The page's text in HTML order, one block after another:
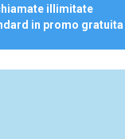
illimitate
in promo gratuita